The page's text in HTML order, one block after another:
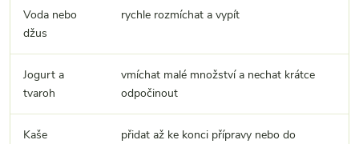
Voda nebo
džus
rychle rozmíchat a vypít
Jogurt a
tvaroh
vmíchat malé množství a nechat krátce
odpočinout
Kaše
přidat až ke konci přípravy nebo do